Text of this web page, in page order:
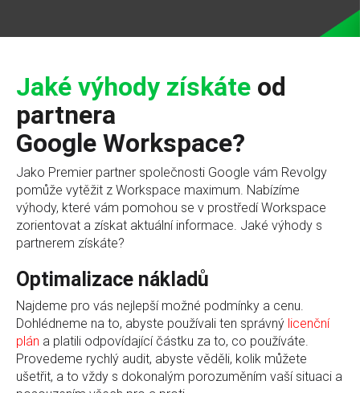
Jaké výhody získáte od
partnera
Google Workspace?
Jako Premier partner společnosti Google vám Revolgy
pomůže vytěžit z Workspace maximum. Nabízíme
výhody, které vám pomohou se v prostředí Workspace
zorientovat a získat aktuální informace. Jaké výhody s
partnerem získáte?
Optimalizace nákladů
Najdeme pro vás nejlepší možné podmínky a cenu.
Dohlédneme na to, abyste používali ten správný licenční
plán a platili odpovídající částku za to, co používáte.
Provedeme rychlý audit, abyste věděli, kolik můžete
ušetřit, a to vždy s dokonalým porozuměním vaší situaci a